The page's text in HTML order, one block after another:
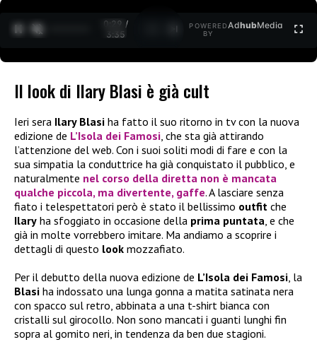
0:30 /
3:35
POWERED
BY
AdhubMedia
Il look di Ilary Blasi è già cult
Ieri sera Ilary Blasi ha fatto il suo ritorno in tv con la nuova
edizione de L’Isola dei Famosi, che sta già attirando
l’attenzione del web. Con i suoi soliti modi di fare e con la
sua simpatia la conduttrice ha già conquistato il pubblico, e
naturalmente nel corso della diretta non è mancata
qualche piccola, ma divertente, gaffe. A lasciare senza
fiato i telespettatori però è stato il bellissimo outfit che
Ilary ha sfoggiato in occasione della prima puntata, e che
già in molte vorrebbero imitare. Ma andiamo a scoprire i
dettagli di questo look mozzafiato.
Per il debutto della nuova edizione de L’Isola dei Famosi, la
Blasi ha indossato una lunga gonna a matita satinata nera
con spacco sul retro, abbinata a una t-shirt bianca con
cristalli sul girocollo. Non sono mancati i guanti lunghi fin
sopra al gomito neri, in tendenza da ben due stagioni.